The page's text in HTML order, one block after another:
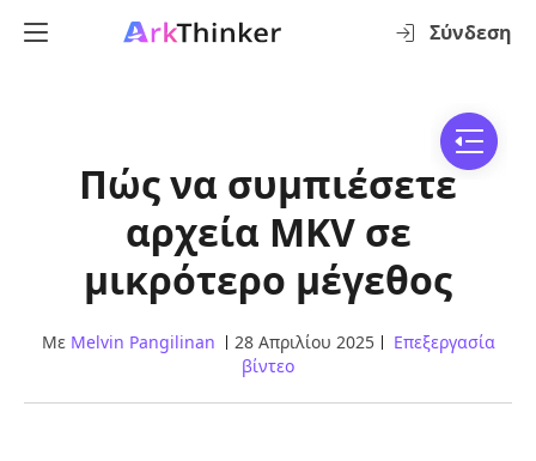
Σύνδεση
Πώς να συμπιέσετε
αρχεία MKV σε
μικρότερο μέγεθος
Με Melvin Pangilinan 28 Απριλίου 2025
Επεξεργασία
βίντεο